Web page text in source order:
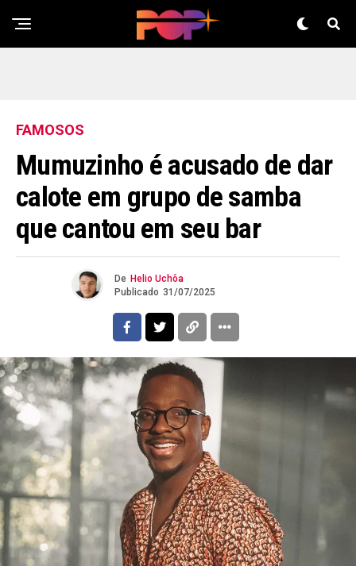
FAMOSOS
Mumuzinho é acusado de dar
calote em grupo de samba
que cantou em seu bar
De Helio Uchôa
Publicado 31/07/2025